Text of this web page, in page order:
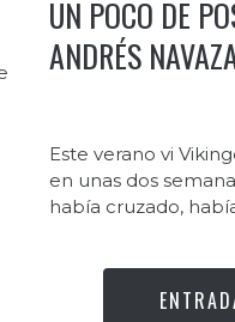
UN POCO DE
ANDRÉS
Este verano vi
en unas dos
había cruzado,